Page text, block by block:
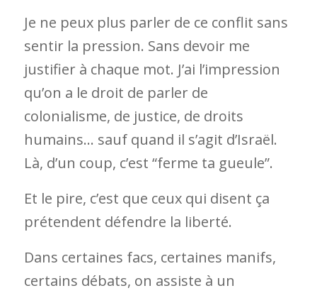
Je ne peux plus parler de ce conflit sans
sentir la pression. Sans devoir me
justifier à chaque mot. J’ai l’impression
qu’on a le droit de parler de
colonialisme, de justice, de droits
humains… sauf quand il s’agit d’Israël.
Là, d’un coup, c’est “ferme ta gueule”.
Et le pire, c’est que ceux qui disent ça
prétendent défendre la liberté.
Dans certaines facs, certaines manifs,
certains débats, on assiste à un